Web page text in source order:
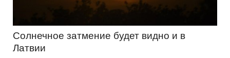
Солнечное затмение будет видно и в
Латвии